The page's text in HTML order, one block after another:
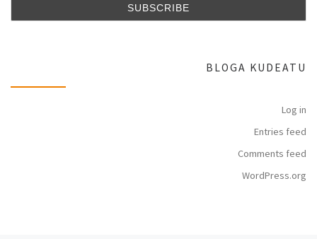
BLOGA KUDEATU
Log in
Entries feed
Comments feed
WordPress.org